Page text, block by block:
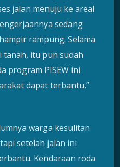
jalan menuju ke areal
sedang
rampung. Selama
tanah, itu pun sudah
program PISEW ini
dapat terbantu,”
warga kesulitan
setelah jalan ini
Kendaraan roda